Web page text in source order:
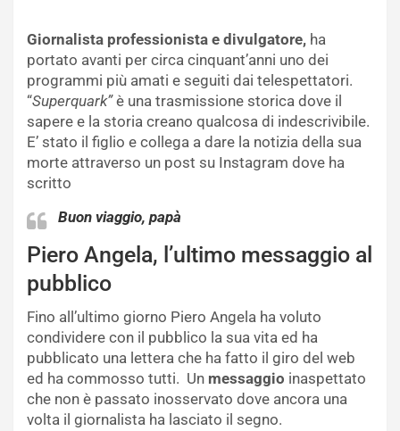
Giornalista professionista e divulgatore, ha
portato avanti per circa cinquant’anni uno dei
programmi più amati e seguiti dai telespettatori.
“Superquark”è una trasmissione storica dove il
sapere e la storia creano qualcosa di indescrivibile.
E’ stato il figlio e collega a dare la notizia della sua
morte attraverso un post su Instagram dove ha
scritto
Buon viaggio, papà
Piero Angela, l’ultimo messaggio al
pubblico
Fino all’ultimo giorno Piero Angela ha voluto
condividere con il pubblico la sua vita ed ha
pubblicato una lettera che ha fatto il giro del web
ed ha commosso tutti. Un messaggio inaspettato
che non è passato inosservato dove ancora una
volta il giornalista ha lasciato il segno.